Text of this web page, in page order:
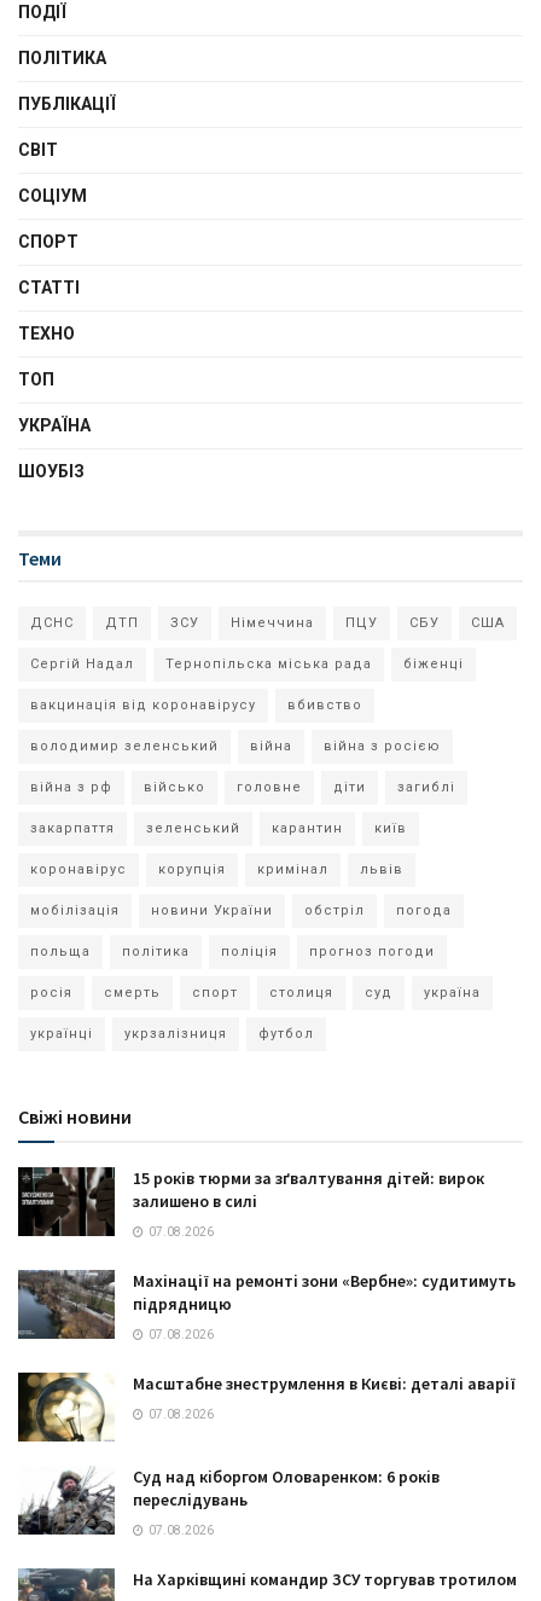
ПОДІЇ
ПОЛІТИКА
ПУБЛІКАЦІЇ
СВІТ
СОЦІУМ
СПОРТ
СТАТТІ
ТЕХНО
ТОП
УКРАЇНА
ШОУБІЗ
Теми
ДСНС ДТП ЗСУ Німеччина ПЦУ СБУ США
Сергій Надал Тернопільска міська рада біженці
вакцинація від коронавірусу вбивство
володимир зеленський війна війна з росією
війна з рф військо головне діти загиблі
закарпаття зеленський карантин київ
коронавірус корупція кримінал львів
мобілізація новини України обстріл погода
польща політика поліція прогноз погоди
росія смерть спорт столиця суд україна
українці укрзалізниця футбол
Свіжі новини
15 років тюрми за зґвалтування дітей: вирок
залишено в силі
07.08.2026
Махінації на ремонті зони «Вербне»: судитимуть
підрядницю
07.08.2026
Масштабне знеструмлення в Києві: деталі аварії
07.08.2026
Суд над кіборгом Оловаренком: 6 років
переслідувань
07.08.2026
На Харківщині командир ЗСУ торгував тротилом